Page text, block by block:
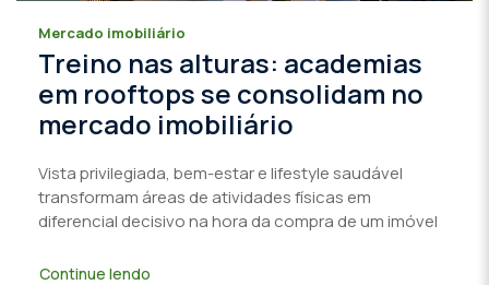
Mercado imobiliário
Treino nas alturas: academias
em rooftops se consolidam no
mercado imobiliário
Vista privilegiada, bem-estar e lifestyle saudável
transformam áreas de atividades físicas em
diferencial decisivo na hora da compra de um imóvel
Continue lendo